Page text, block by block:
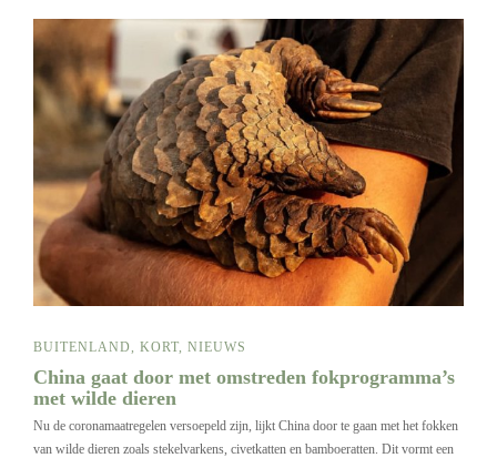
BUITENLAND KORT NIEUWS
China gaat door met omstreden fokprogramma’s
met wilde dieren
Nu de coronamaatregelen versoepeld zijn, lijkt China door te gaan met het fokken
van wilde dieren zoals stekelvarkens, civetkatten en bamboeratten. Dit vormt een